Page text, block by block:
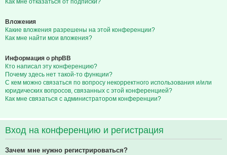
Как мне отказаться от подписки?
Вложения
Какие вложения разрешены на этой конференции?
Как мне найти мои вложения?
Информация о phpBB
Кто написал эту конференцию?
Почему здесь нет такой-то функции?
С кем можно связаться по вопросу некорректного использования и/или
юридических вопросов, связанных с этой конференцией?
Как мне связаться с администратором конференции?
Вход на конференцию и регистрация
Зачем мне нужно регистрироваться?